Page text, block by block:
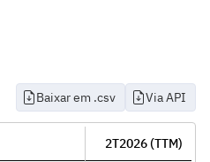
Baixar em .csv Via API
2T2026 (TTM)